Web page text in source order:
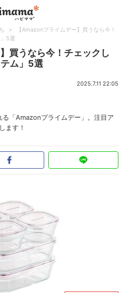
>
【Amazonプライムデー】買うなら今！
5選
買うなら今！チェックし
ム」5選
2025.7.11 22:05
「Amazonプライムデー」。注目ア
ます！